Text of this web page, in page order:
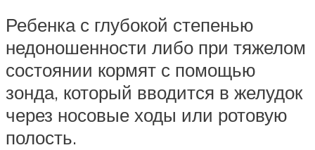
Ребенка с глубокой степенью
недоношенности либо при тяжелом
состоянии кормят с помощью
зонда, который вводится в желудок
через носовые ходы или ротовую
полость.